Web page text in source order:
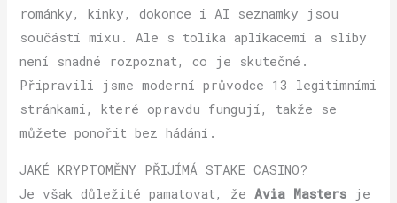
románky, kinky, dokonce i AI seznamky jsou
součástí mixu. Ale s tolika aplikacemi a sliby
není snadné rozpoznat, co je skutečné.
Připravili jsme moderní průvodce 13 legitimními
stránkami, které opravdu fungují, takže se
můžete ponořit bez hádání.
JAKÉ KRYPTOMĚNY PŘIJÍMÁ STAKE CASINO?
Je však důležité pamatovat, žeAvia Masters je